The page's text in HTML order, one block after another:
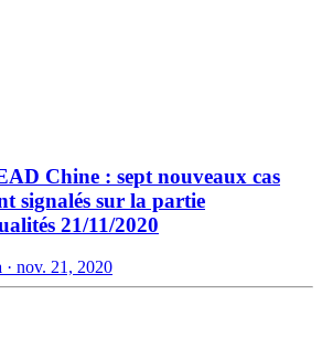
Chine : sept nouveaux cas
signalés sur la partie
21/11/2020
· nov. 21, 2020